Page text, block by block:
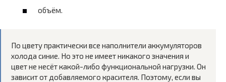
объём.
По цвету практически все наполнители аккумуляторов
холода синие. Но это не имеет никакого значения и
цвет не несёт какой-либо функциональной нагрузки. Он
зависит от добавляемого красителя. Поэтому, если вы